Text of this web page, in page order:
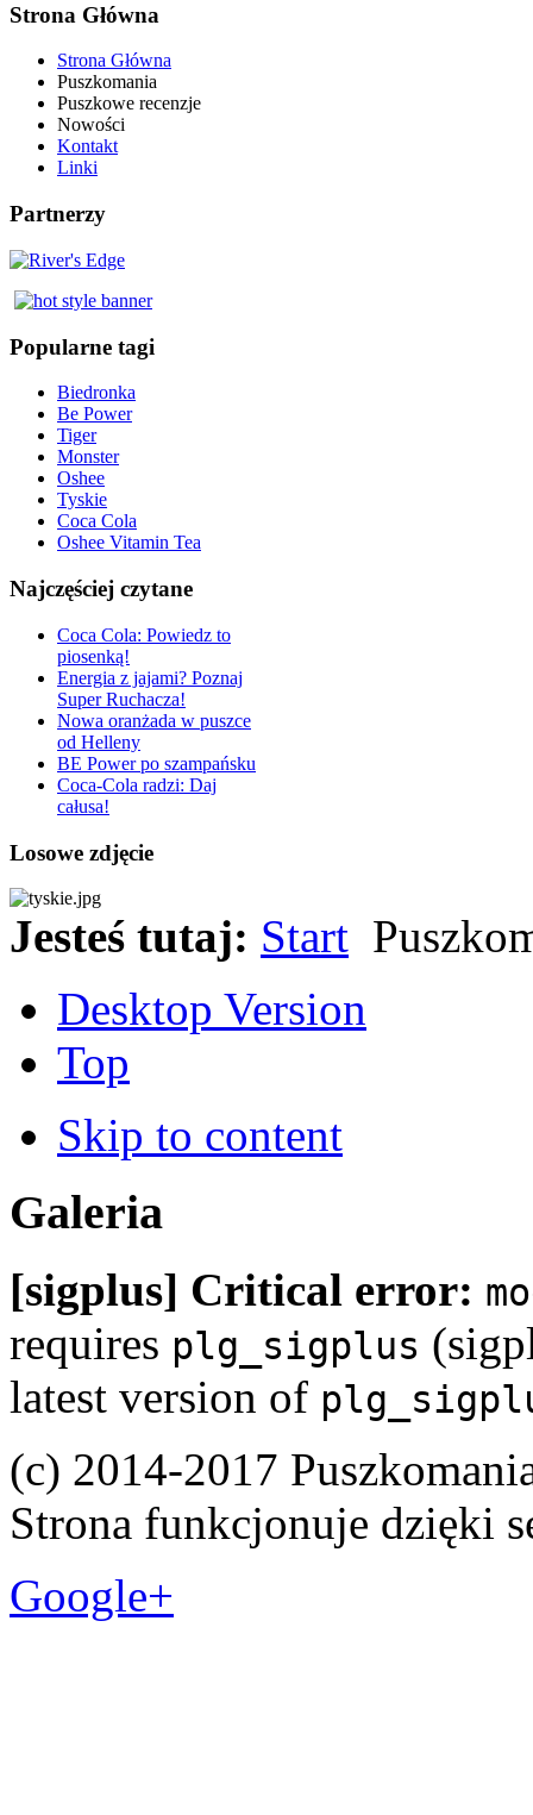
Strona Główna
Strona Główna
Puszkomania
Puszkowe recenzje
Nowości
Kontakt
Linki
Partnerzy
Popularne tagi
Biedronka
Be Power
Tiger
Monster
Oshee
Tyskie
Coca Cola
Oshee Vitamin Tea
Najczęściej czytane
Coca Cola: Powiedz to
piosenką!
Energia z jajami? Poznaj
Super Ruchacza!
Nowa oranżada w puszce
od Helleny
BE Power po szampańsku
Coca-Cola radzi: Daj
całusa!
Losowe zdjęcie
Jesteś tutaj: Start
Desktop Version
Top
Skip to content
Galeria
[sigplus] Critical error:
requires plg_sigplus
latest version of
(c) 2014-2017
Strona funkcjonuje dzięki
Google+